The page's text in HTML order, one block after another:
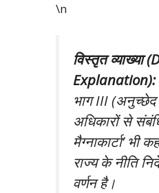
\n
विस्तृत व्याख्या
Explanation):
भाग III
अधिकारों से
मैग्नाकार्टा’ भी
राज्य के नीति
वर्णन है।